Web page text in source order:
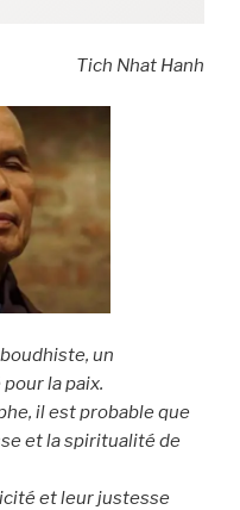
Tich Nhat Hanh
un
la paix.
il est probable que
et la spiritualité de
et leur justesse